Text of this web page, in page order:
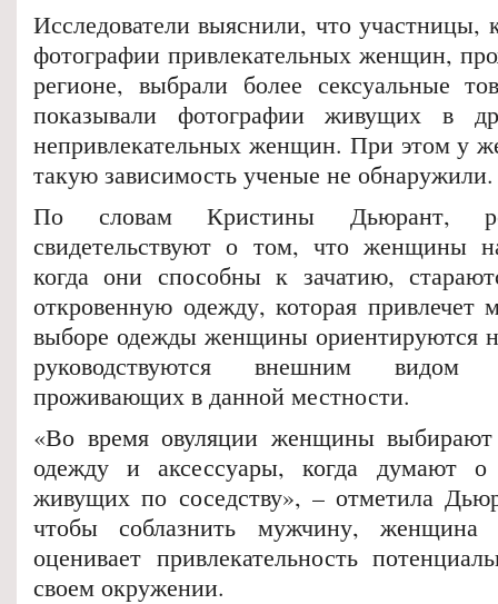
Исследователи выяснили, что участницы,
фотографии привлекательных женщин,
регионе, выбрали более сексуальные
показывали фотографии живущих в
непривлекательных женщин. При этом у
такую зависимость ученые не обнаружили.
По словам Кристины Дьюрант,
свидетельствуют о том, что женщины
когда они способны к зачатию,
откровенную одежду, которая
выборе одежды женщины ориентируются
руководствуются внешним
проживающих в данной местности.
«Во время овуляции женщины выбирают
одежду и аксессуары, когда думают
живущих по соседству», – отметила
чтобы соблазнить мужчину, женщина
оценивает привлекательность
своем окружении.